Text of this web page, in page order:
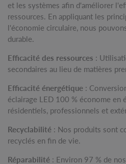
et les systèmes afin d'améliorer
ressources. En appliquant les
l'économie circulaire, nous
durable.
Efficacité des ressources :
secondaires au lieu de matières
Efficacité énergétique :
éclairage LED 100 % économe en
résidentiels, professionnels et
Recyclabilité : Nos produits sont
recyclés en fin de vie.
Réparabilité : Environ 97 % de